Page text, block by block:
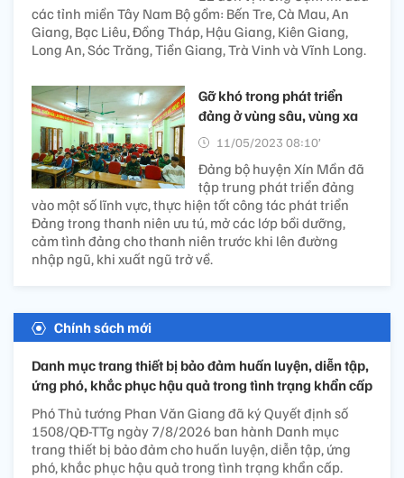
các tỉnh miền Tây Nam Bộ gồm: Bến Tre, Cà Mau, An
Giang, Bạc Liêu, Đồng Tháp, Hậu Giang, Kiên Giang,
Long An, Sóc Trăng, Tiền Giang, Trà Vinh và Vĩnh Long.
Gỡ khó trong phát triển
đảng ở vùng sâu, vùng xa
11/05/2023 08:10’
Đảng bộ huyện Xín Mần đã
tập trung phát triển đảng
vào một số lĩnh vực, thực hiện tốt công tác phát triển
Đảng trong thanh niên ưu tú, mở các lớp bồi dưỡng,
cảm tình đảng cho thanh niên trước khi lên đường
nhập ngũ, khi xuất ngũ trở về.
Chính sách mới
Danh mục trang thiết bị bảo đảm huấn luyện, diễn tập,
ứng phó, khắc phục hậu quả trong tình trạng khẩn cấp
Phó Thủ tướng Phan Văn Giang đã ký Quyết định số
1508/QĐ-TTg ngày 7/8/2026 ban hành Danh mục
trang thiết bị bảo đảm cho huấn luyện, diễn tập, ứng
phó, khắc phục hậu quả trong tình trạng khẩn cấp.